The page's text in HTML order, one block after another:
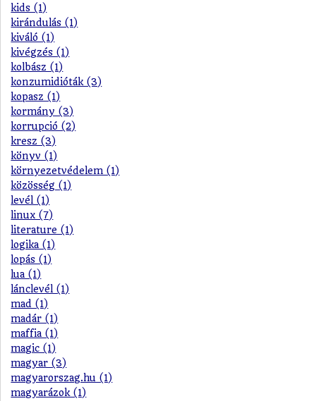
kids (1)
kirándulás (1)
kiváló (1)
kivégzés (1)
kolbász (1)
konzumidióták (3)
kopasz (1)
kormány (3)
korrupció (2)
kresz (3)
könyv (1)
környezetvédelem (1)
közösség (1)
levél (1)
linux (7)
literature (1)
logika (1)
lopás (1)
lua (1)
lánclevél (1)
mad (1)
madár (1)
maffia (1)
magic (1)
magyar (3)
magyarorszag.hu (1)
magyarázok (1)